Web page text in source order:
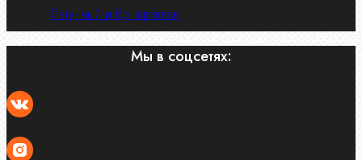
Латунный и бр. крепеж
Мы в соцсетях: